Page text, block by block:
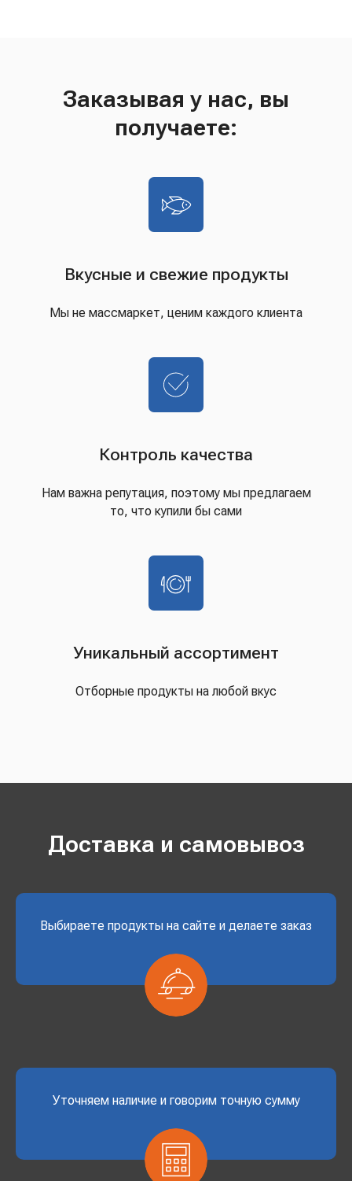
Заказывая у нас, вы
получаете:
Вкусные и свежие продукты
Мы не массмаркет, ценим каждого клиента
Контроль качества
Нам важна репутация, поэтому мы предлагаем
то, что купили бы сами
Уникальный ассортимент
Отборные продукты на любой вкус
Доставка и самовывоз
Выбираете продукты на сайте и делаете заказ
Уточняем наличие и говорим точную сумму